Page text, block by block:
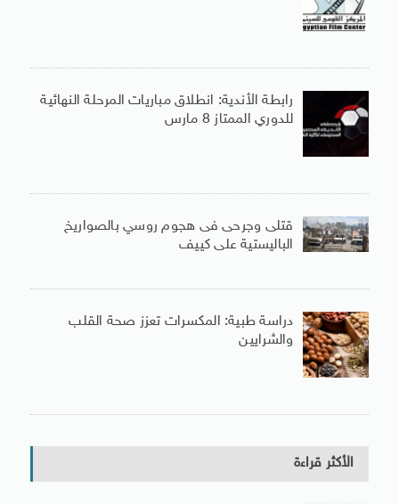
رابطة الأندية: انطلاق مباريات المرحلة النهائية
للدوري الممتاز 8 مارس
قتلى وجرحى فى هجوم روسي بالصواريخ
الباليستية على كييف
دراسة طبية: المكسرات تعزز صحة القلب
والشرايين
الأكثر قراءة